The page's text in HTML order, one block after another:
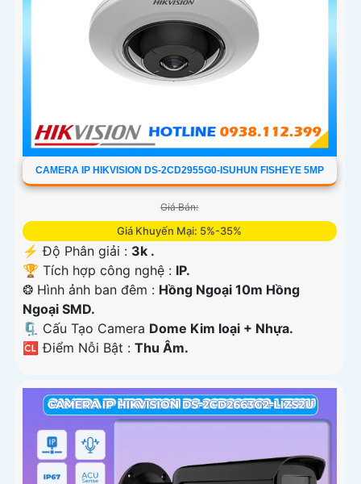
CAMERA IP HIKVISION DS-2CD2955G0-ISUHUN FISHEYE 5MP
Giá Bán:
Giá Khuyến Mại: 5%-35%
️⚡ Độ Phân giải : 3k .
🏆 Tích hợp công nghệ : IP.
❂ Hình ảnh ban đêm : Hồng Ngoại 10m Hồng
Ngoại SMD.
🗜️ Cấu Tạo Camera Dome Kim loại + Nhựa.
️🆑 Điểm Nỗi Bật : Thu Âm.